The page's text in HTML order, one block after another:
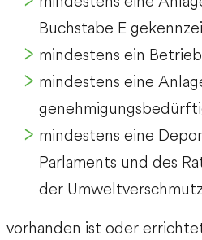
Buchstabe E
mindestens ein
mindestens eine
mindestens eine
Parlaments und des
der
vorhanden ist oder